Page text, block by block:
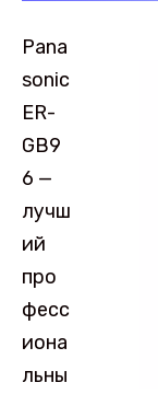
Pana
sonic
ER-
GB9
6 —
лучш
ий
про
фесс
иона
льны